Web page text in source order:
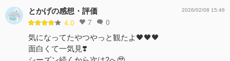
とかげの感想・評価
4.0 7 0
2026/02/08 15:46
気になってたやつやっと観たよ🖤🖤🖤
面白くて一気見❣️